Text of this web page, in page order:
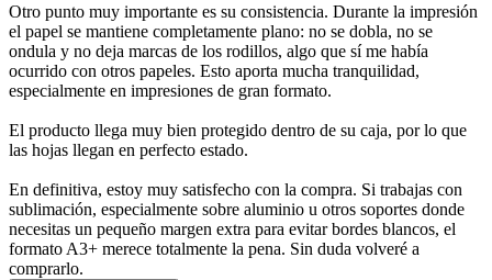
Otro punto muy importante es su consistencia. Durante la impresión
el papel se mantiene completamente plano: no se dobla, no se
ondula y no deja marcas de los rodillos, algo que sí me había
ocurrido con otros papeles. Esto aporta mucha tranquilidad,
especialmente en impresiones de gran formato.
El producto llega muy bien protegido dentro de su caja, por lo que
las hojas llegan en perfecto estado.
En definitiva, estoy muy satisfecho con la compra. Si trabajas con
sublimación, especialmente sobre aluminio u otros soportes donde
necesitas un pequeño margen extra para evitar bordes blancos, el
formato A3+ merece totalmente la pena. Sin duda volveré a
comprarlo.